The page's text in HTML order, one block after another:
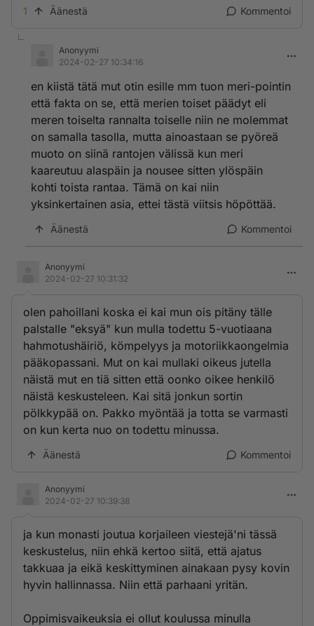
asiasta josta oli kovaakin kiistelyä toisessa maapallo
avauksessani on ollu ainaki tähän mennessä varsin
asiallista keskustelua.
1 Äänestä Kommentoi
Anonyymi
2024-02-27 10:34:16
en kiistä tätä mut otin esille mm tuon meri-pointin
että fakta on se, että merien toiset päädyt eli
meren toiselta rannalta toiselle niin ne molemmat
on samalla tasolla, mutta ainoastaan se pyöreä
muoto on siinä rantojen välissä kun meri
kaareutuu alaspäin ja nousee sitten ylöspäin
kohti toista rantaa. Tämä on kai niin
yksinkertainen asia, ettei tästä viitsis höpöttää.
Äänestä Kommentoi
Anonyymi
2024-02-27 10:31:32
olen pahoillani koska ei kai mun ois pitäny tälle
palstalle "eksyä" kun mulla todettu 5-vuotiaana
hahmotushäiriö, kömpelyys ja motoriikkaongelmia
pääkopassani. Mut on kai mullaki oikeus jutella
näistä mut en tiä sitten että oonko oikee henkilö
näistä keskusteleen. Kai sitä jonkun sortin
pölkkypää on. Pakko myöntää ja totta se varmasti
on kun kerta nuo on todettu minussa.
Äänestä Kommentoi
Anonyymi
2024-02-27 10:39:38
ja kun monasti joutua korjaileen viestejä'ni tässä
keskustelus, niin ehkä kertoo siitä, että ajatus
takkuaa ja eikä keskittyminen ainakaan pysy kovin
hyvin hallinnassa. Niin että parhaani yritän.
Oppimisvaikeuksia ei ollut koulussa minulla